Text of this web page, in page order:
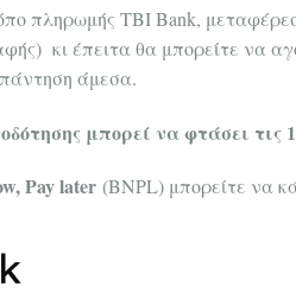
πληρωμής TBI Bank,
κι έπειτα θα μπορείτε να
άμεσα.
μπορεί να φτάσει
Pay later (BNPL) μπορείτε να